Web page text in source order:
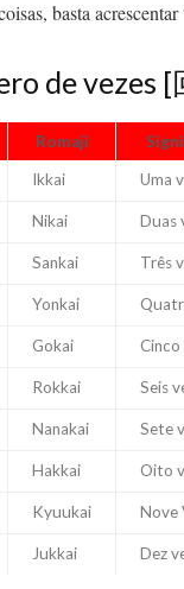
basta
de vezes [
Romaji
Ikkai Uma
Nikai Duas
Sankai Três
Yonkai
Gokai Cinco
Rokkai Seis
Nanakai Sete
Hakkai Oito
Kyuukai Nove
Jukkai Dez